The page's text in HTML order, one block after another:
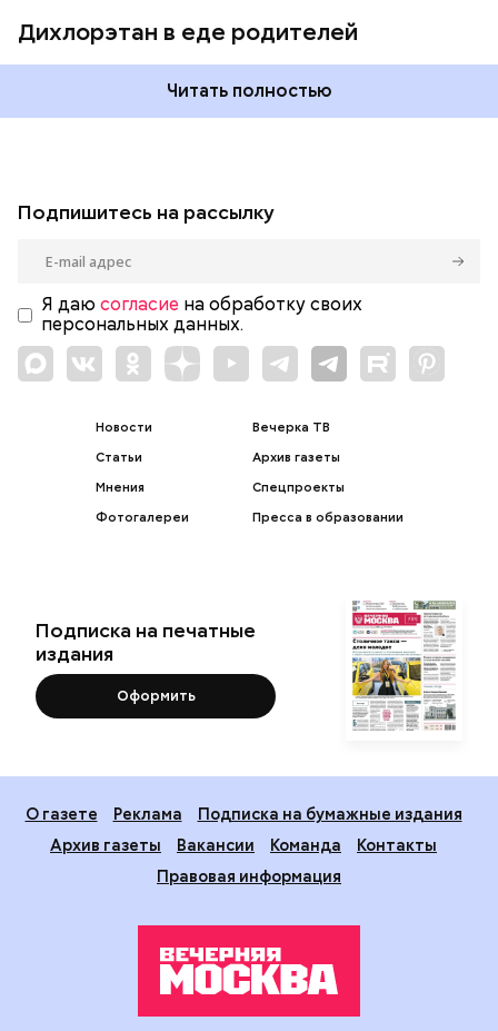
Дихлорэтан в еде родителей
Читать полностью
Подпишитесь на рассылку
Я даю согласие на обработку своих
персональных данных.
Новости
Статьи
Мнения
Фотогалереи
Вечерка ТВ
Архив газеты
Спецпроекты
Пресса в образовании
Подписка на печатные
издания
Оформить
О газете Реклама
Подписка на бумажные издания
Архив газеты
Вакансии Команда
Контакты
Правовая информация